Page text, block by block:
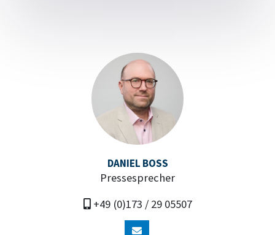
DANIEL BOSS
Pressesprecher
+49 (0)173 / 29 05507